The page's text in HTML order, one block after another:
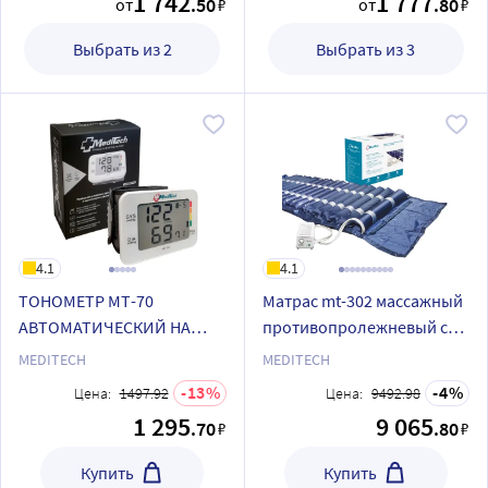
Выбрать из 2 Выбрать из 3
4.1
ТОНОМЕТР МТ-70
АВТОМАТИЧЕСКИЙ НА
ЗАПЯСТЬЕ
MEDITECH
Цена: 1497.92 13
1 295.70₽
Купить
4.1
Матрас mt-302 массажный
противопролежневый с
компрессором
MEDITECH
Цена: 9492.98 4
9 065.80₽
Купить